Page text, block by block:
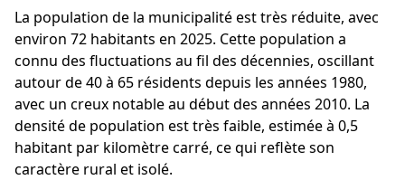
La population de la municipalité est très réduite, avec
environ 72 habitants en 2025. Cette population a
connu des fluctuations au fil des décennies, oscillant
autour de 40 à 65 résidents depuis les années 1980,
avec un creux notable au début des années 2010. La
densité de population est très faible, estimée à 0,5
habitant par kilomètre carré, ce qui reflète son
caractère rural et isolé.